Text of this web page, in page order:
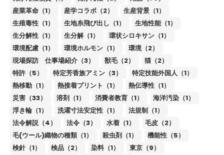
産業革命（1）
産学コラボ（2）
生産背景（1）
生殖毒性（1）
生地糸飛び出し（1）
生地性能（1）
生分解性（1）
生分解（1）
環状シロキサン（1）
環境配慮（1）
環境ホルモン（1）
環境（2）
現場探訪 仕事場紹介（3）
獣毛（2）
猫（2）
特許（5）
特定芳香族アミン（3）
特定技能外国人（1）
熱移動（1）
熱接着プリント（1）
熱伝導性（1）
災害（33）
溶剤（1） 消費者教育（1）
海洋汚染（1）
浮き輪（1）
洗濯寸法安定性（1）
法規制（1）
法令解説（4）
法令（3） 水着（1）
毛皮（2）
毛(ウール)織物の種類（1）
殺虫剤（1）
機能性（5）
検針（1）
検品（2） 染料（1）
東京（9）